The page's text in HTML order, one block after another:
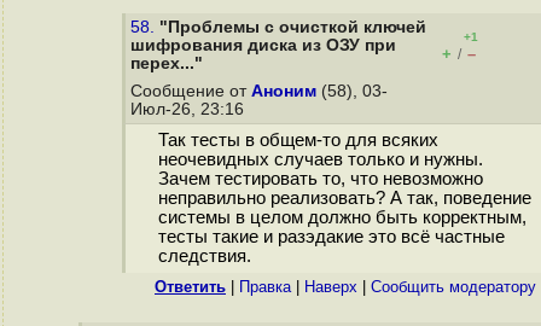
58. "Проблемы с очисткой ключей
шифрования диска из ОЗУ при
перех..."
+1
+ / –
Сообщение от Аноним (58), 03-
Июл-26, 23:16
Так тесты в общем-то для всяких
неочевидных случаев только и нужны.
Зачем тестировать то, что невозможно
неправильно реализовать? А так, поведение
системы в целом должно быть корректным,
тесты такие и разэдакие это всё частные
следствия.
Ответить Правка| Наверх Cообщить модератору